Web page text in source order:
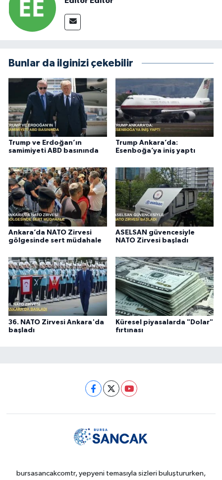
Bunlar da ilginizi çekebilir
Trump ve Erdoğan’ın
samimiyeti ABD basınında
Trump Ankara’da:
Esenboğa’ya iniş yaptı
Ankara’da NATO Zirvesi
gölgesinde sert müdahale
ASELSAN güvencesiyle
NATO Zirvesi başladı
36. NATO Zirvesi Ankara'da
başladı
Küresel piyasalarda "Dolar"
fırtınası
bursasancakcomtr, yepyeni temasıyla sizleri buluştururken,